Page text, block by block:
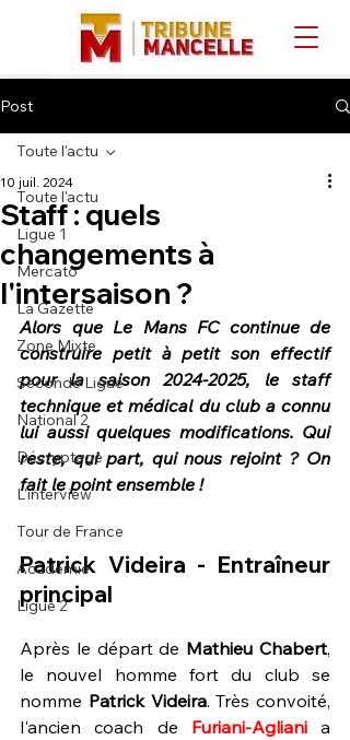
Post
Toute l'actu
Ligue 1
Mercato
La Gazette
Zone Mixte
Seconde Ligue
National 2
Décryptage
L'interview
Tour de France
Académie
Ligue 2
Toute l'actu
Staff : quels
changements à
l'intersaison ?
10 juil. 2024
Alors que Le Mans FC continue de
construire petit à petit son effectif
pour la saison 2024-2025, le staff
technique et médical du club a connu
lui aussi quelques modifications. Qui
reste, qui part, qui nous rejoint ? On
fait le point ensemble !
Patrick Videira - Entraîneur
principal
Après le départ de Mathieu Chabert,
le nouvel homme fort du club se
nomme Patrick Videira. Très convoité,
l'ancien coach de Furiani-Agliani a